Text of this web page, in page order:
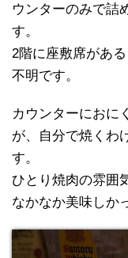
ウンターのみで詰
す。
2階に座敷席があ
不明です。
カウンターにおに
が、自分で焼くわ
す。
ひとり焼肉の雰囲
なかなか美味しか